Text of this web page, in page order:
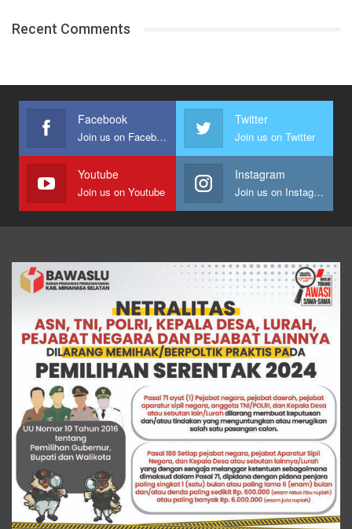
Recent Comments
Facebook
Join us on Facebook
Twitter
Join us on Twitter
Youtube
Join us on Youtube
Instagram
Join us on Instagram